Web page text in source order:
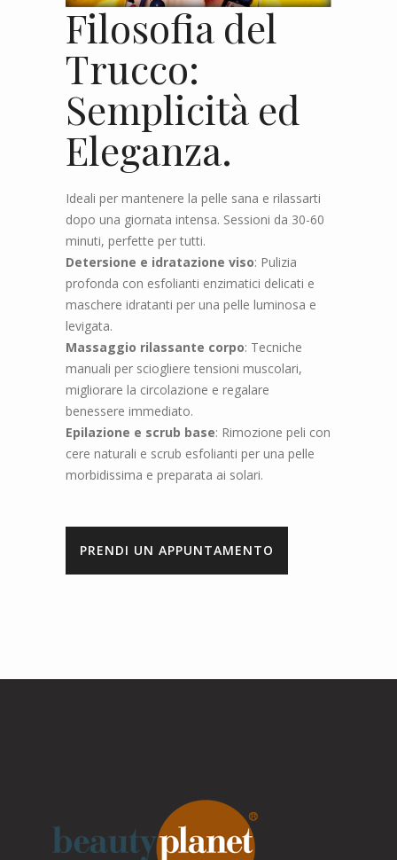
Filosofia del
Trucco:
Semplicità ed
Eleganza.
Ideali per mantenere la pelle sana e rilassarti
dopo una giornata intensa. Sessioni da 30-60
minuti, perfette per tutti.
Detersione e idratazione viso: Pulizia
profonda con esfolianti enzimatici delicati e
maschere idratanti per una pelle luminosa e
levigata.
Massaggio rilassante corpo: Tecniche
manuali per sciogliere tensioni muscolari,
migliorare la circolazione e regalare
benessere immediato.
Epilazione e scrub base: Rimozione peli con
cere naturali e scrub esfolianti per una pelle
morbidissima e preparata ai solari.
PRENDI UN APPUNTAMENTO
Online